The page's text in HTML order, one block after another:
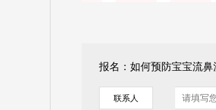
报名：如何预防宝宝流鼻
联系人